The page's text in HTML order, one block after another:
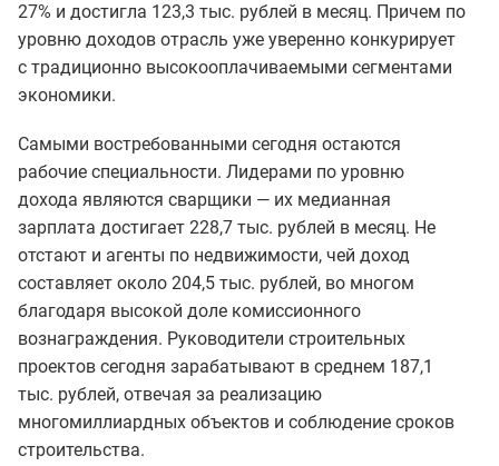
27% и достигла 123,3 тыс. рублей в месяц. Причем по
уровню доходов отрасль уже уверенно конкурирует
с традиционно высокооплачиваемыми сегментами
экономики.
Самыми востребованными сегодня остаются
рабочие специальности. Лидерами по уровню
дохода являются сварщики — их медианная
зарплата достигает 228,7 тыс. рублей в месяц. Не
отстают и агенты по недвижимости, чей доход
составляет около 204,5 тыс. рублей, во многом
благодаря высокой доле комиссионного
вознаграждения. Руководители строительных
проектов сегодня зарабатывают в среднем 187,1
тыс. рублей, отвечая за реализацию
многомиллиардных объектов и соблюдение сроков
строительства.